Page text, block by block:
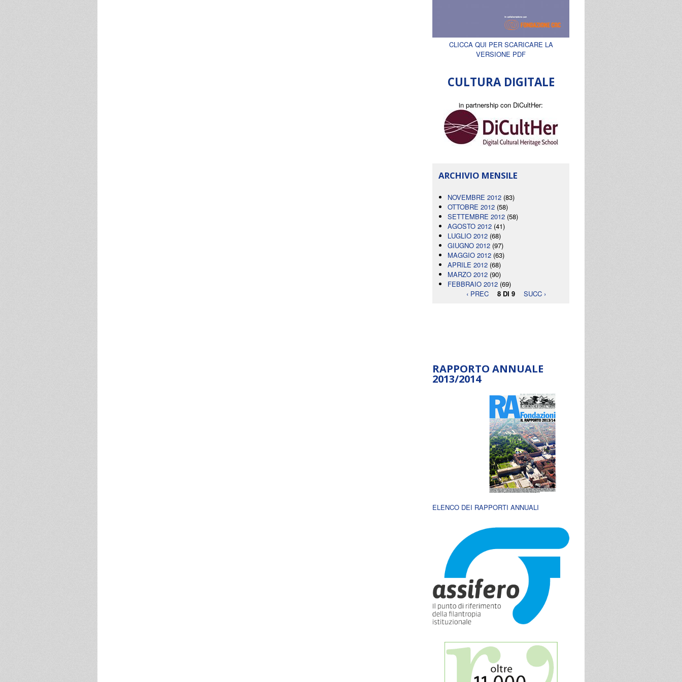
CLICCA QUI PER SCARICARE LA
VERSIONE PDF
CULTURA DIGITALE
in partnership con DiCultHer:
ARCHIVIO MENSILE
NOVEMBRE 2012 (83)
OTTOBRE 2012 (58)
SETTEMBRE 2012 (58)
AGOSTO 2012 (41)
LUGLIO 2012 (68)
GIUGNO 2012 (97)
MAGGIO 2012 (63)
APRILE 2012 (68)
MARZO 2012 (90)
FEBBRAIO 2012 (69)
‹ PREC
8 DI 9 SUCC ›
RAPPORTO ANNUALE
2013/2014
ELENCO DEI RAPPORTI ANNUALI